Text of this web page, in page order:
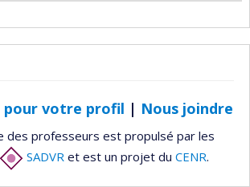
pour votre profil | Nous joindre
des professeurs est propulsé par les
SADVR et est un projet du CENR.